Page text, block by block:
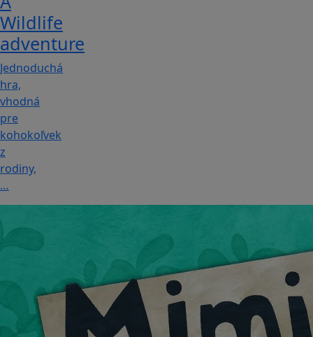
Wildlife
adventure
Jednoduchá
hra,
vhodná
pre
kohokoľvek
z
rodiny,
…